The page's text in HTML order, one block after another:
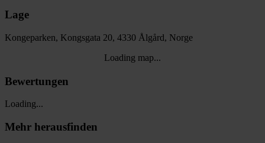
Lage
Kongeparken, Kongsgata 20, 4330 Ålgård, Norge
Loading map...
Bewertungen
Loading...
Mehr herausfinden